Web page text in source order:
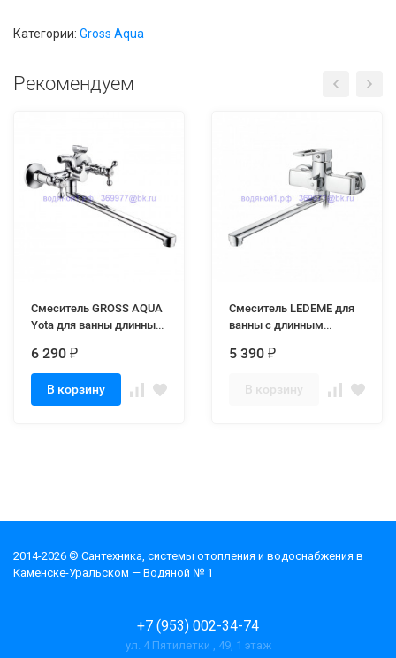
Категории: Gross Aqua
Рекомендуем
Смеситель GROSS AQUA
Yota для ванны длинный
6 290 ₽
В корзину
Смеситель LEDEME для
ванны с длинным
5 390 ₽
В корзину
2014-2026 © Cантехника, системы отопления и водоснабжения в
Каменске-Уральском — Водяной № 1
+7 (953) 002-34-74
ул. 4 Пятилетки , 49, 1 этаж